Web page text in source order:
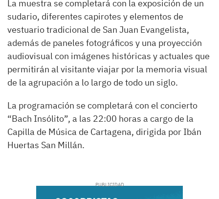
La muestra se completará con la exposición de un
sudario, diferentes capirotes y elementos de
vestuario tradicional de San Juan Evangelista,
además de paneles fotográficos y una proyección
audiovisual con imágenes históricas y actuales que
permitirán al visitante viajar por la memoria visual
de la agrupación a lo largo de todo un siglo.
La programación se completará con el concierto
“Bach Insólito”, a las 22:00 horas a cargo de la
Capilla de Música de Cartagena, dirigida por Ibán
Huertas San Millán.